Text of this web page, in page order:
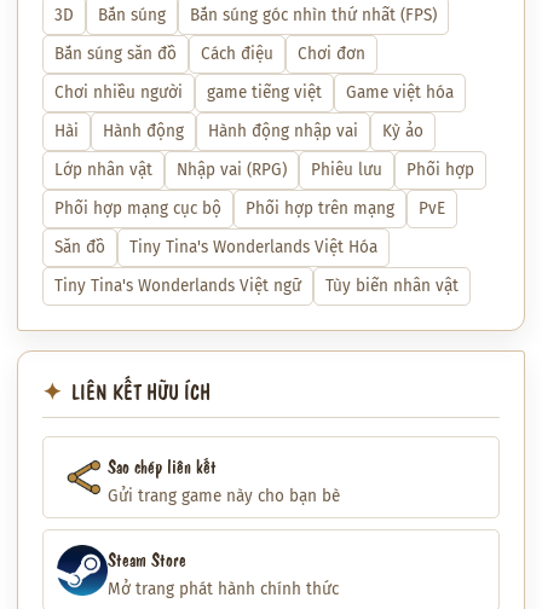
3D Bắn súng
Bắn súng góc nhìn thứ nhất (FPS)
Bắn súng săn đồ
Cách điệu
Chơi đơn
Chơi nhiều người
game tiếng việt
Game việt hóa
Hài
Hành động Hành động nhập vai
Kỳ ảo
Lớp nhân vật
Nhập vai (RPG) Phiêu lưu
Phối hợp
Phối hợp mạng cục bộ
Phối hợp trên mạng
PvE
Săn đồ
Tiny Tina's Wonderlands Việt Hóa
Tiny Tina's Wonderlands Việt ngữ
Tùy biến nhân vật
LIÊN KẾT HỮU ÍCH
Sao chép liên kết
Gửi trang game này cho bạn bè
Steam Store
Mở trang phát hành chính thức